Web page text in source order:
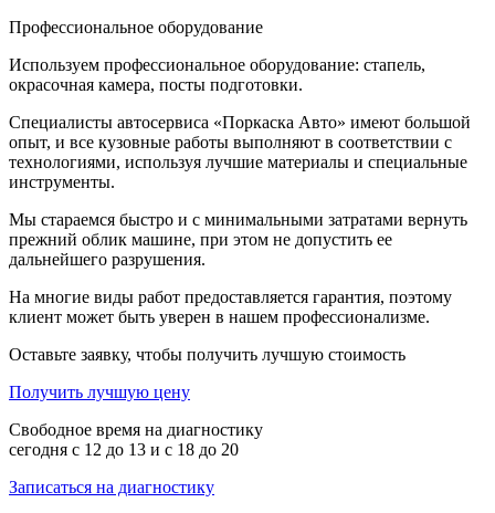
Профессиональное оборудование
Используем профессиональное оборудование: стапель,
окрасочная камера, посты подготовки.
Специалисты автосервиса «Поркаска Авто» имеют большой
опыт, и все кузовные работы выполняют в соответствии с
технологиями, используя лучшие материалы и специальные
инструменты.
Мы стараемся быстро и с минимальными затратами вернуть
прежний облик машине, при этом не допустить ее
дальнейшего разрушения.
На многие виды работ предоставляется гарантия, поэтому
клиент может быть уверен в нашем профессионализме.
Оставьте заявку, чтобы получить лучшую стоимость
Получить лучшую цену
Свободное время на диагностику
сегодня с 12 до 13 и с 18 до 20
Записаться на диагностику